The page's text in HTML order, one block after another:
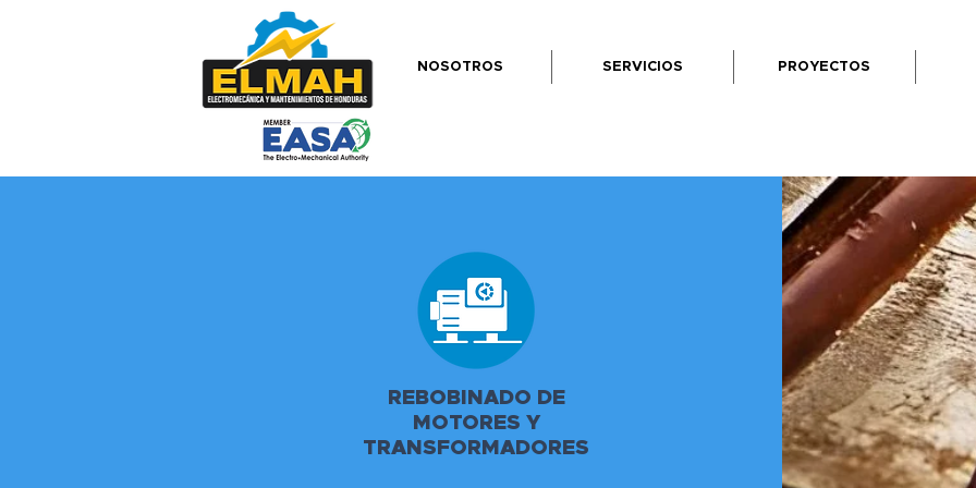
NOSOTROS SERVICIOS PROYECTOS
REBOBINADO DE
MOTORES Y
TRANSFORMADORES